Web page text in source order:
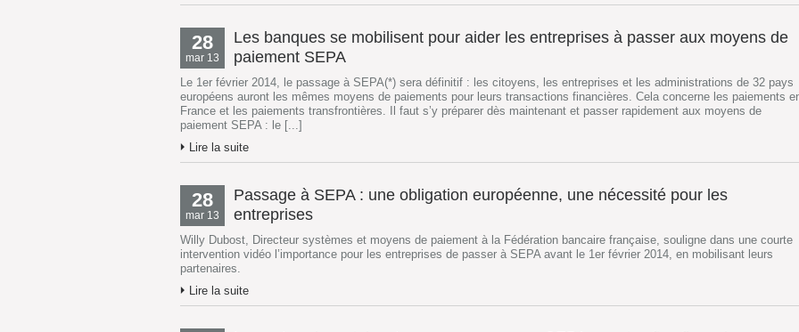
28
mar 13
Les banques se mobilisent pour aider les entreprises à passer aux moyens de
paiement SEPA
Le 1er février 2014, le passage à SEPA(*) sera définitif : les citoyens, les entreprises et les administrations de 32 pays
européens auront les mêmes moyens de paiements pour leurs transactions financières. Cela concerne les paiements
France et les paiements transfrontières. Il faut s’y préparer dès maintenant et passer rapidement aux moyens de
paiement SEPA : le [...]
Lire la suite
28
mar 13
Passage à SEPA : une obligation européenne, une nécessité pour les
entreprises
Willy Dubost, Directeur systèmes et moyens de paiement à la Fédération bancaire française, souligne dans une courte
intervention vidéo l’importance pour les entreprises de passer à SEPA avant le 1er février 2014, en mobilisant leurs
partenaires.
Lire la suite